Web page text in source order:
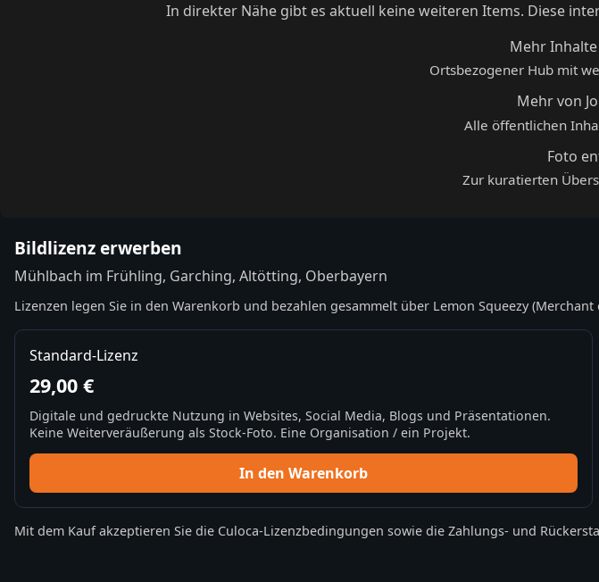
In direkter Nähe gibt es aktuell keine weiteren Items. Diese
Mehr
Ortsbezogener Hub mit
Mehr von
Alle öffentlichen
Foto
Zur kuratierten
Bildlizenz erwerben
Mühlbach im Frühling, Garching, Altötting, Oberbayern
Lizenzen legen Sie in den Warenkorb und bezahlen gesammelt über Lemon Squeezy
Standard-Lizenz
29,00 €
Digitale und gedruckte Nutzung in Websites, Social Media, Blogs und Präsentationen.
Keine Weiterveräußerung als Stock-Foto. Eine Organisation / ein Projekt.
In den Warenkorb
Mit dem Kauf akzeptieren Sie die Culoca-Lizenzbedingungen sowie die Zahlungs- und